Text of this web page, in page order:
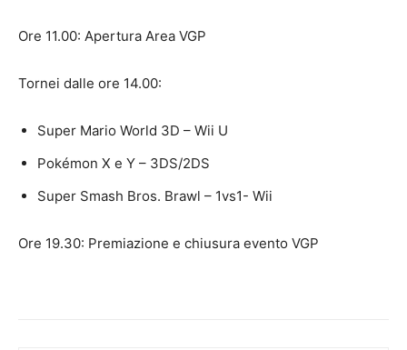
Ore 11.00: Apertura Area VGP
Tornei dalle ore 14.00:
Super Mario World 3D – Wii U
Pokémon X e Y – 3DS/2DS
Super Smash Bros. Brawl – 1vs1- Wii
Ore 19.30: Premiazione e chiusura evento VGP